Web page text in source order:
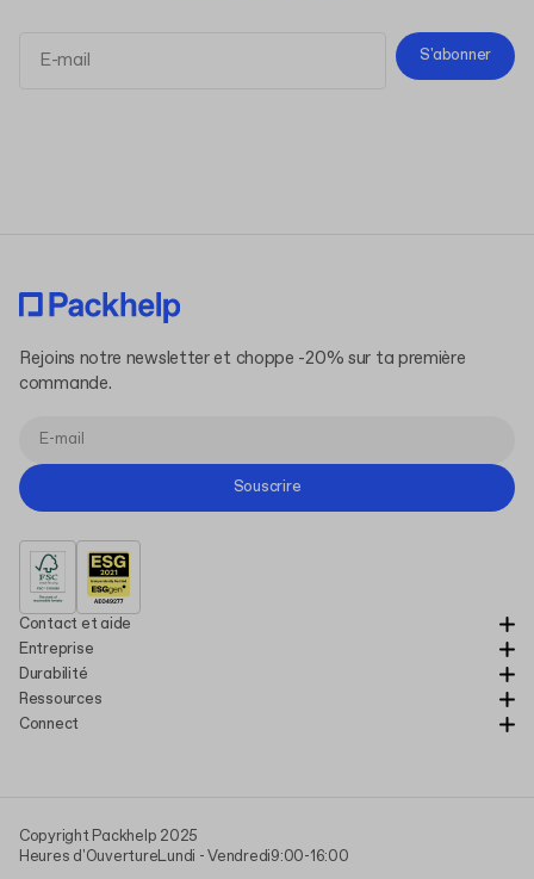
S'abonner
Contact et aide
Entreprise
Durabilité
Ressources
Connect
Rejoins notre newsletter et choppe -20% sur ta première
commande.
Souscrire
Copyright Packhelp 2025
Heures d'OuvertureLundi - Vendredi9:00-16:00